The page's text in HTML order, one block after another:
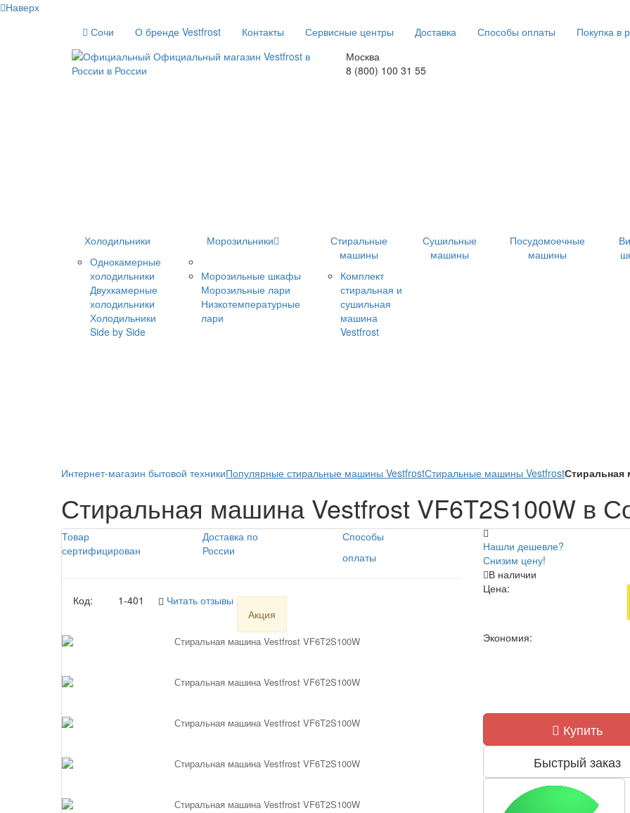
Наверх
Сочи
О бренде Vestfrost Контакты Сервисные центры Доставка Способы оплаты
Покупка в
Москва
8 (800) 100 31 55
Холодильники
Однокамерные
холодильники
Двухкамерные
холодильники
Холодильники
Side by Side
Морозильники
Морозильные шкафы
Морозильные лари
Низкотемпературные
лари
Стиральные
машины
Комплект
стиральная и
сушильная
машина
Vestfrost
Сушильные
машины
Посудомоечные
машины
Интернет-магазин бытовой техникиПопулярные стиральные машины VestfrostСтиральные машины VestfrostСтиральная
Стиральная машина Vestfrost VF6T2S100W в
Товар
сертифицирован
Доставка по
России
Способы
оплаты
Код: 1-401
Читать отзывы (3)
Акция
Нашли дешевле?
Снизим цену!
В наличии
Цена:
Экономия:
Купить
Быстрый заказ